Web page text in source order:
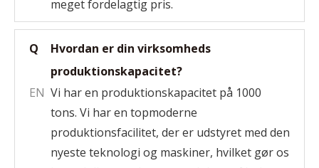
meget fordelagtig pris.
Q
Hvordan er din virksomheds
produktionskapacitet?
EN Vi har en produktionskapacitet på 1000
tons. Vi har en topmoderne
produktionsfacilitet, der er udstyret med den
nyeste teknologi og maskiner, hvilket gør os